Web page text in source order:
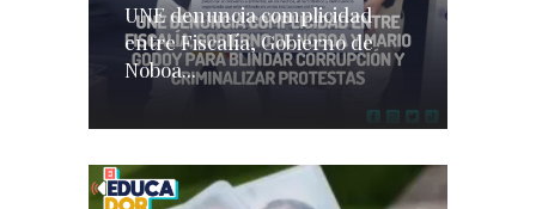
UNE denuncia complicidad
entre Fiscalía, Gobierno de
Noboa...